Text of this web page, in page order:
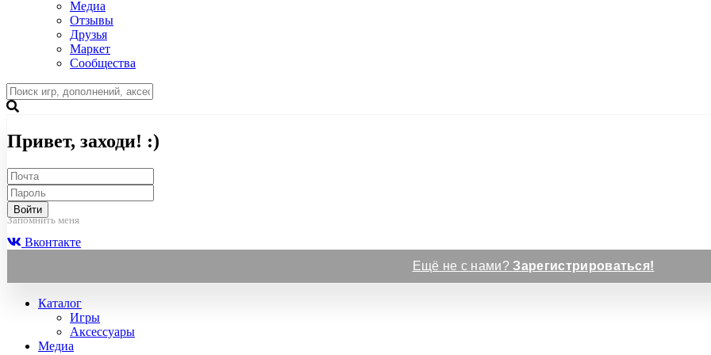
Медиа
Отзывы
Друзья
Маркет
Сообщества
Привет, заходи! :)
Войти
Запомнить меня
Вконтакте
Ещё не с нами?Зарегистрироваться!
Каталог
Игры
Аксессуары
Медиа